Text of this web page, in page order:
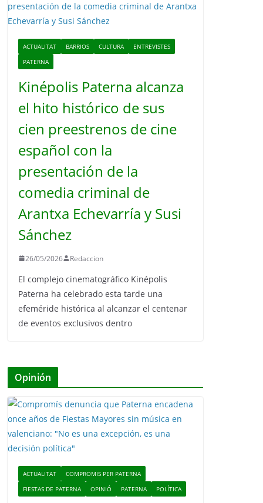
ACTUALITAT BARRIOS CULTURA
ENTREVISTES
PATERNA
Kinépolis Paterna alcanza
el hito histórico de sus
cien preestrenos de cine
español con la
presentación de la
comedia criminal de
Arantxa Echevarría y Susi
Sánchez
26/05/2026 Redaccion
El complejo cinematográfico Kinépolis
Paterna ha celebrado esta tarde una
efeméride histórica al alcanzar el centenar
de eventos exclusivos dentro
Opinión
ACTUALITAT
COMPROMIS PER PATERNA
FIESTAS DE PATERNA
OPINIÓ PATERNA POLÍTICA